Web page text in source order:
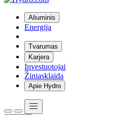
Aliuminis
Energija
Tvarumas
Karjera
Investuotojai
Žiniasklaida
Apie Hydro